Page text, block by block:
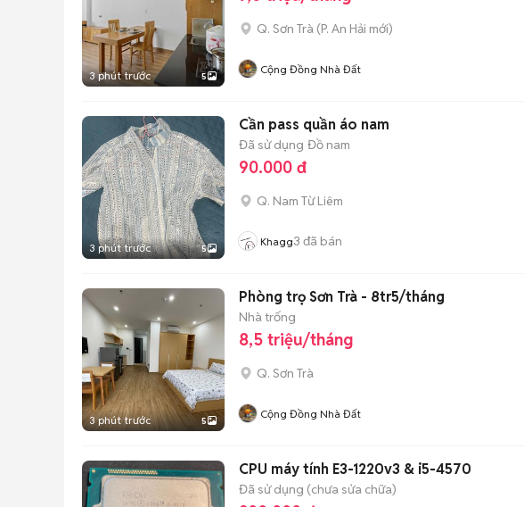
3 phút trước 5
Q. Sơn Trà (P. An Hải mới)
Cộng Đồng Nhà Đất
3 phút trước 5
Cần pass quần áo nam
Đã sử dụng Đồ nam
90.000 đ
Q. Nam Từ Liêm
Khagg3 đã bán
3 phút trước 5
Phòng trọ Sơn Trà - 8tr5/tháng
Nhà trống
8,5 triệu/tháng
Q. Sơn Trà
Cộng Đồng Nhà Đất
CPU máy tính E3-1220v3 & i5-4570
Đã sử dụng (chưa sửa chữa)